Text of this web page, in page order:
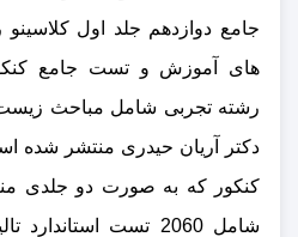
جامع دوازدهم جلد اول
های آموزش و تست جامع
رشته تجربی شامل مباحث
دکتر آریان حیدری منتشر شده
کنکور که به‌ صورت دو جلدی
شامل 2060 تست